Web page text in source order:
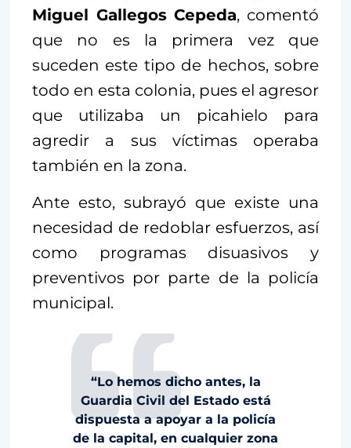
Miguel Gallegos Cepeda, comentó
que no es la primera vez que
suceden este tipo de hechos, sobre
todo en esta colonia, pues el agresor
que utilizaba un picahielo para
agredir a sus víctimas operaba
también en la zona.
Ante esto, subrayó que existe una
necesidad de redoblar esfuerzos, así
como programas disuasivos y
preventivos por parte de la policía
municipal.
“Lo hemos dicho antes, la
Guardia Civil del Estado está
dispuesta a apoyar a la policía
de la capital, en cualquier zona